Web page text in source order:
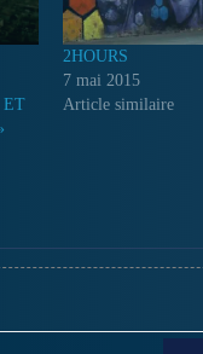
ET
2HOURS
7 mai 2015
Article similaire